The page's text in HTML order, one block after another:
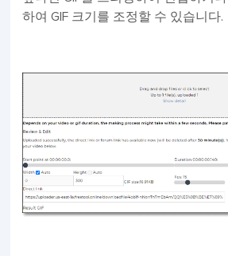
하여 GIF 크기를 조정할 수 있습니다.